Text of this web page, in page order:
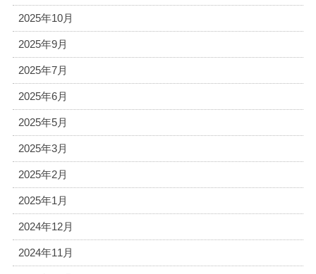
2025年10月
2025年9月
2025年7月
2025年6月
2025年5月
2025年3月
2025年2月
2025年1月
2024年12月
2024年11月